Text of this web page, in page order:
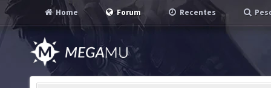
Home Forum Recentes